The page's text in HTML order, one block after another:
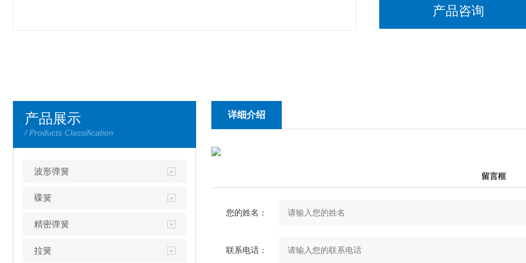
产品咨询
产品展示
/ Products Classification
波形弹簧
碟簧
精密弹簧
拉簧
详细介绍
留言框
您的姓名：
联系电话：